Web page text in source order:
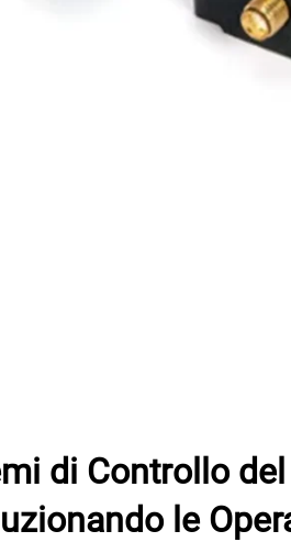
di Controllo del
le